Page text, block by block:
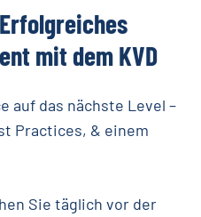
Erfolgreiches
mitdemKVD
auf das nächste Level –
Practices, & einem
Sie täglich vor der